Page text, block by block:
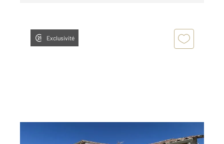
Exclusivité